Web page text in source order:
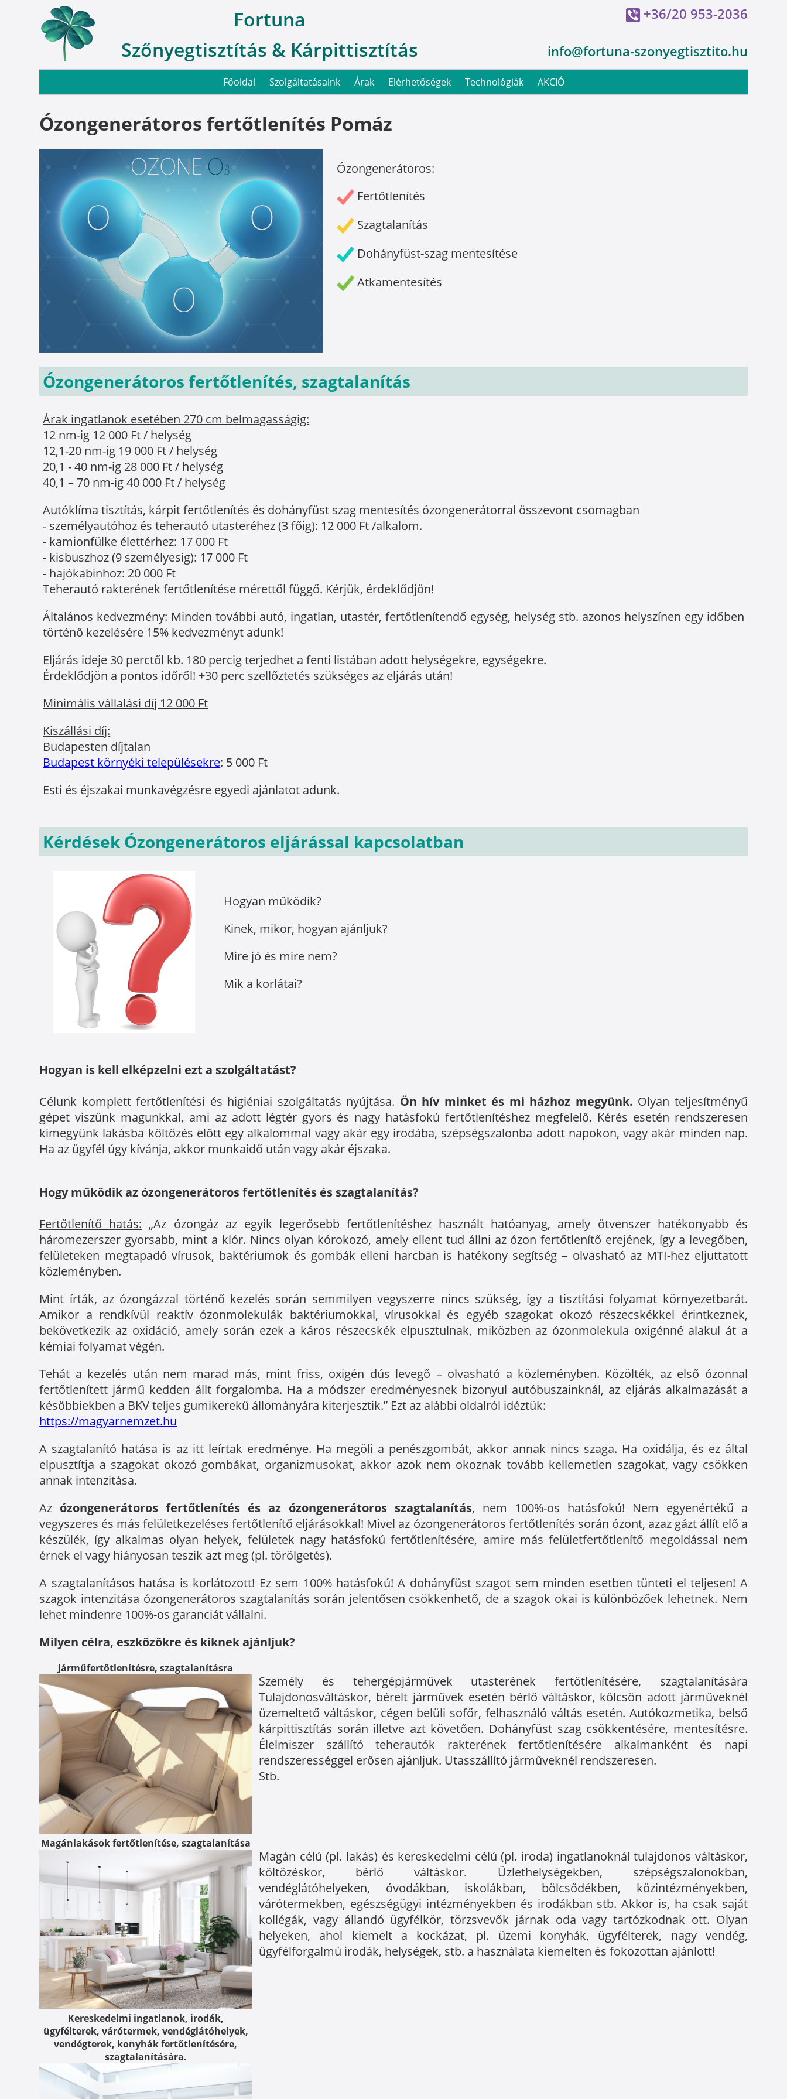
Fortuna
Szőnyegtisztítás & Kárpittisztítás
+36/20 953-2036
info@fortuna-szonyegtisztito.hu
Főoldal Szolgáltatásaink Árak Elérhetőségek Technológiák AKCIÓ
Ózongenerátoros fertőtlenítés Pomáz
Ózongenerátoros:
Fertőtlenítés
Szagtalanítás
Dohányfüst-szag mentesítése
Atkamentesítés
Ózongenerátoros fertőtlenítés, szagtalanítás
Árak ingatlanok esetében 270 cm belmagasságig:
12 nm-ig 12 000 Ft / helység
12,1-20 nm-ig 19 000 Ft / helység
20,1 - 40 nm-ig 28 000 Ft / helység
40,1 – 70 nm-ig 40 000 Ft / helység
Autóklíma tisztítás, kárpit fertőtlenítés és dohányfüst szag mentesítés ózongenerátorral összevont csomagban
- személyautóhoz és teherautó utasteréhez (3 főig): 12 000 Ft /alkalom.
- kamionfülke élettérhez: 17 000 Ft
- kisbuszhoz (9 személyesig): 17 000 Ft
- hajókabinhoz: 20 000 Ft
Teherautó rakterének fertőtlenítése mérettől függő. Kérjük, érdeklődjön!
Általános kedvezmény: Minden további autó, ingatlan, utastér, fertőtlenítendő egység, helység stb. azonos helyszínen egy időben
történő kezelésére 15% kedvezményt adunk!
Eljárás ideje 30 perctől kb. 180 percig terjedhet a fenti listában adott helységekre, egységekre.
Érdeklődjön a pontos időről! +30 perc szellőztetés szükséges az eljárás után!
Minimális vállalási díj 12 000 Ft
Kiszállási díj:
Budapesten díjtalan
Budapest környéki településekre: 5 000 Ft
Esti és éjszakai munkavégzésre egyedi ajánlatot adunk.
Kérdések Ózongenerátoros eljárással kapcsolatban
Hogyan működik?
Kinek, mikor, hogyan ajánljuk?
Mire jó és mire nem?
Mik a korlátai?
Hogyan is kell elképzelni ezt a szolgáltatást?
Célunk komplett fertőtlenítési és higiéniai szolgáltatás nyújtása. Ön hív minket és mi házhoz megyünk. Olyan teljesítményű
gépet viszünk magunkkal, ami az adott légtér gyors és nagy hatásfokú fertőtlenítéshez megfelelő. Kérés esetén rendszeresen
kimegyünk lakásba költözés előtt egy alkalommal vagy akár egy irodába, szépségszalonba adott napokon, vagy akár minden nap.
Ha az ügyfél úgy kívánja, akkor munkaidő után vagy akár éjszaka.
Hogy működik az ózongenerátoros fertőtlenítés és szagtalanítás?
Fertőtlenítő hatás: „Az ózongáz az egyik legerősebb fertőtlenítéshez használt hatóanyag, amely ötvenszer hatékonyabb és
háromezerszer gyorsabb, mint a klór. Nincs olyan kórokozó, amely ellent tud állni az ózon fertőtlenítő erejének, így a levegőben,
felületeken megtapadó vírusok, baktériumok és gombák elleni harcban is hatékony segítség – olvasható az MTI-hez eljuttatott
közleményben.
Mint írták, az ózongázzal történő kezelés során semmilyen vegyszerre nincs szükség, így a tisztítási folyamat környezetbarát.
Amikor a rendkívül reaktív ózonmolekulák baktériumokkal, vírusokkal és egyéb szagokat okozó részecskékkel érintkeznek,
bekövetkezik az oxidáció, amely során ezek a káros részecskék elpusztulnak, miközben az ózonmolekula oxigénné alakul át a
kémiai folyamat végén.
Tehát a kezelés után nem marad más, mint friss, oxigén dús levegő – olvasható a közleményben. Közölték, az első ózonnal
fertőtlenített jármű kedden állt forgalomba. Ha a módszer eredményesnek bizonyul autóbuszainknál, az eljárás alkalmazását a
későbbiekben a BKV teljes gumikerekű állományára kiterjesztik.” Ezt az alábbi oldalról idéztük:
https://magyarnemzet.hu
A szagtalanító hatása is az itt leírtak eredménye. Ha megöli a penészgombát, akkor annak nincs szaga. Ha oxidálja, és ez által
elpusztítja a szagokat okozó gombákat, organizmusokat, akkor azok nem okoznak tovább kellemetlen szagokat, vagy csökken
annak intenzitása.
Az ózongenerátoros fertőtlenítés és az ózongenerátoros szagtalanítás, nem 100%-os hatásfokú! Nem egyenértékű a
vegyszeres és más felületkezeléses fertőtlenítő eljárásokkal! Mivel az ózongenerátoros fertőtlenítés során ózont, azaz gázt állít elő a
készülék, így alkalmas olyan helyek, felületek nagy hatásfokú fertőtlenítésére, amire más felületfertőtlenítő megoldással nem
érnek el vagy hiányosan teszik azt meg (pl. törölgetés).
A szagtalanításos hatása is korlátozott! Ez sem 100% hatásfokú! A dohányfüst szagot sem minden esetben tünteti el teljesen! A
szagok intenzitása ózongenerátoros szagtalanítás során jelentősen csökkenhető, de a szagok okai is különbözőek lehetnek. Nem
lehet mindenre 100%-os garanciát vállalni.
Milyen célra, eszközökre és kiknek ajánljuk?
Járműfertőtlenítésre, szagtalanításra
Személy és tehergépjárművek utasterének fertőtlenítésére, szagtalanítására
Tulajdonosváltáskor, bérelt járművek esetén bérlő váltáskor, kölcsön adott járműveknél
üzemeltető váltáskor, cégen belüli sofőr, felhasználó váltás esetén. Autókozmetika, belső
kárpittisztítás során illetve azt követően. Dohányfüst szag csökkentésére, mentesítésre.
Élelmiszer szállító teherautók rakterének fertőtlenítésére alkalmanként és napi
rendszerességgel erősen ajánljuk. Utasszállító járműveknél rendszeresen.
Stb.
Magánlakások fertőtlenítése, szagtalanítása
Kereskedelmi ingatlanok, irodák,
ügyfélterek, várótermek, vendéglátóhelyek,
vendégterek, konyhák fertőtlenítésére,
szagtalanítására.
Magán célú (pl. lakás) és kereskedelmi célú (pl. iroda) ingatlanoknál tulajdonos váltáskor,
költözéskor, bérlő váltáskor. Üzlethelységekben, szépségszalonokban,
vendéglátóhelyeken, óvodákban, iskolákban, bölcsődékben, közintézményekben,
várótermekben, egészségügyi intézményekben és irodákban stb. Akkor is, ha csak saját
kollégák, vagy állandó ügyfélkör, törzsvevők járnak oda vagy tartózkodnak ott. Olyan
helyeken, ahol kiemelt a kockázat, pl. üzemi konyhák, ügyfélterek, nagy vendég,
ügyfélforgalmú irodák, helységek, stb. a használata kiemelten és fokozottan ajánlott!